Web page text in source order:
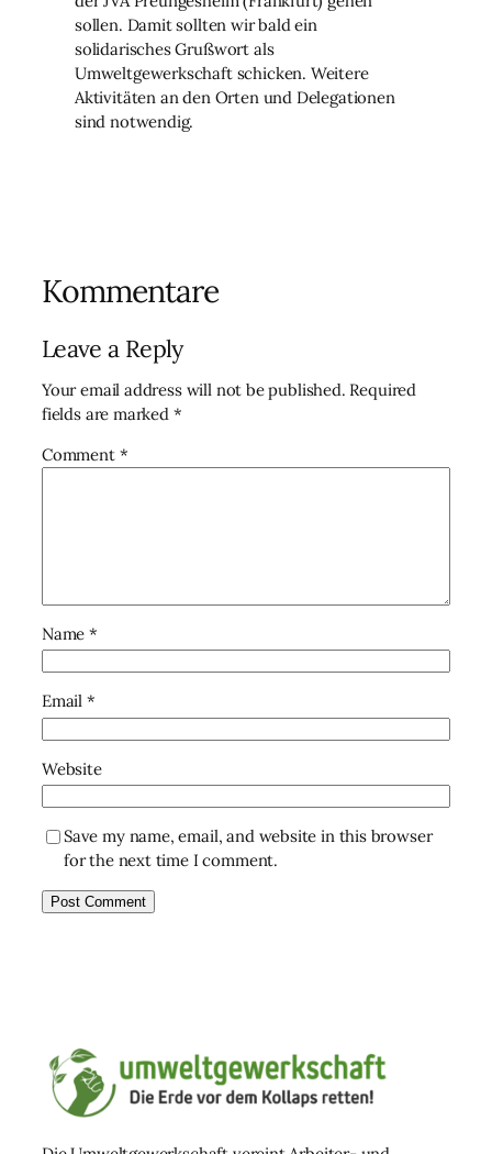
sollen. Damit sollten wir bald ein
solidarisches Grußwort als
Umweltgewerkschaft schicken. Weitere
Aktivitäten an den Orten und Delegationen
sind notwendig.
Kommentare
Leave a Reply
Your email address will not be published. Required
fields are marked *
Comment *
Name*
Email *
Website
Save my name, email, and website in this browser
for the next time I comment.